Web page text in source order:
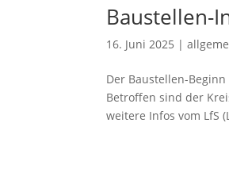
Baustellen-
16. Juni 2025 |
Der Baustellen-
Betroffen sind der
weitere Infos vom LfS